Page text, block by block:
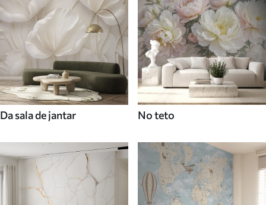
Da sala de jantar No teto